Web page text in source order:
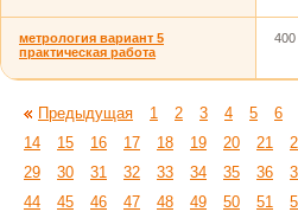
метрология вариант 5
практическая работа
400
Предыдущая 1 2 3 4 5 6
14
15 16 17 18 19 20 21
29
30 31 32 33 34 35 36
44
45 46 47 48 49 50 51